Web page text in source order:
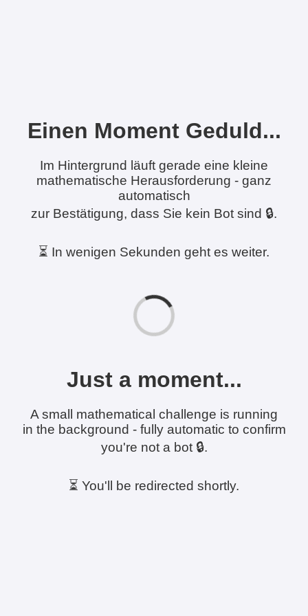
Einen Moment Geduld...
Im Hintergrund läuft gerade eine kleine
mathematische Herausforderung - ganz
automatisch
zur Bestätigung, dass Sie kein Bot sind 🔒.
⏳ In wenigen Sekunden geht es weiter.
Just a moment...
A small mathematical challenge is running
in the background - fully automatic to confirm
you're not a bot 🔒.
⏳ You'll be redirected shortly.